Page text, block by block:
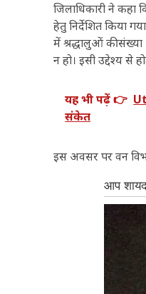
जिलाधिकारी ने
हेतु निर्देशित किया
में श्रद्धालुओं की
न हो। इसी उद्देश्य
यह भी पढ़ें 👉
संकेत
इस अवसर पर वन